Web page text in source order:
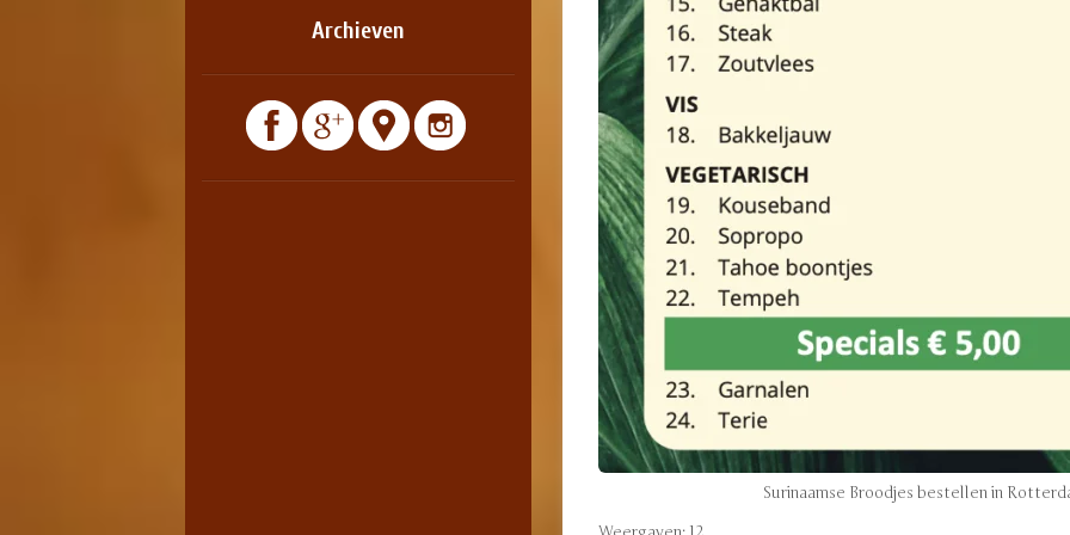
Archieven
Surinaamse Broodjes bestellen in